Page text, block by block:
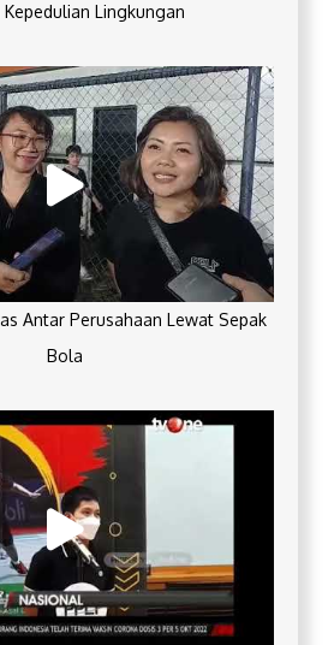
Kepedulian Lingkungan
Antar Perusahaan Lewat Sepak
Bola